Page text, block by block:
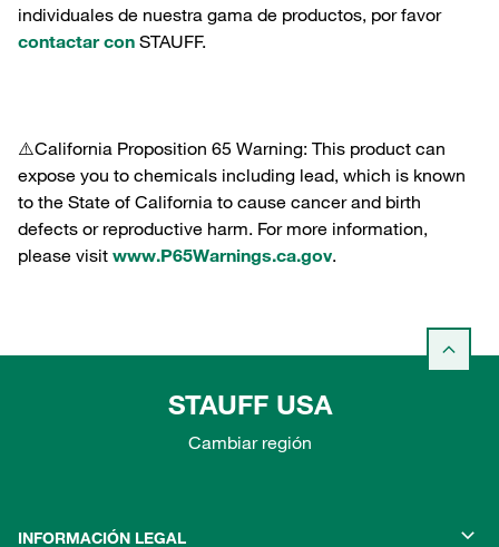
individuales de nuestra gama de productos, por favor
contactar con STAUFF.
⚠️California Proposition 65 Warning: This product can
expose you to chemicals including lead, which is known
to the State of California to cause cancer and birth
defects or reproductive harm. For more information,
please visit www.P65Warnings.ca.gov.
STAUFF USA
Cambiar región
INFORMACIÓN LEGAL